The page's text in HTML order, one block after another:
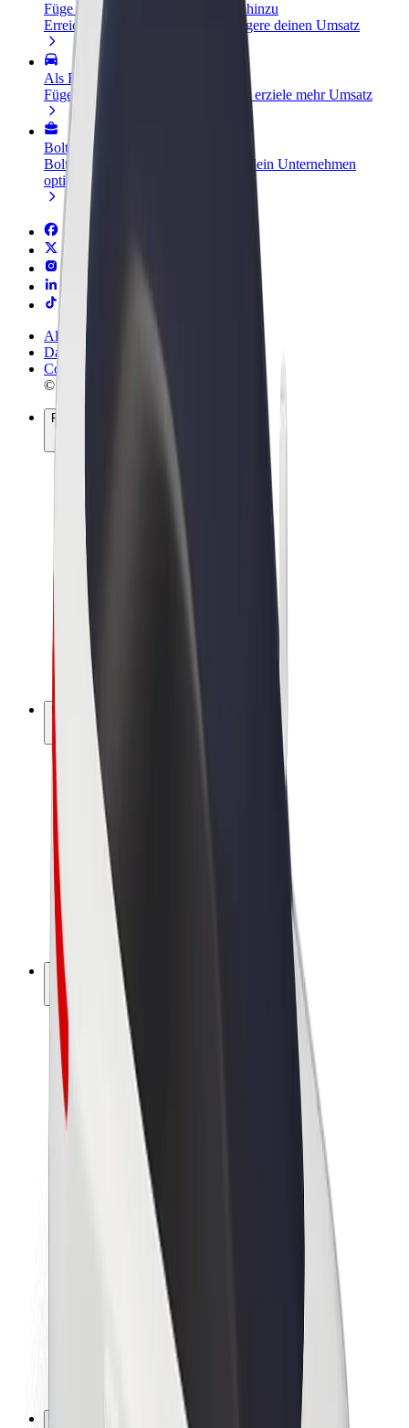
Füge ein Restaurant oder Geschäft hinzu
Erreiche mehr Kund:innen und steigere deinen Umsatz
Als Flottenbesitzer:in anmelden
Füge deine Flotte zu Bolt hinzu und erziele mehr Umsatz
Bolt for Business
Bolt Produkte und Bolt Dienste für dein Unternehmen
optimiert
Allgemeine Geschäftsbedingungen
Datenschutz
Cookies
© 2026 Bolt Technology OÜ
Produkte
Bolt Market
Bolt Food
Bolt Drive
Bolt for Business
E-Bikes
Bolt Plus
Erziele Umsatz mit Bolt
Fahrer:innen
Umsatz brutto für Fahrer:innen
Kuriere
Umsatz brutto für Kuriere
Bolt Food Händler:innen
Flotten
Franchise
Unternehmen
Karriere
Über Bolt
Nachhaltigkeit bei Bolt
Project Zero
Markenrichtlinien
Investor Relations